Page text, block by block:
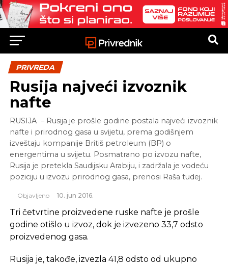
PRIVREDA
Rusija najveći izvoznik
nafte
RUSIJA – Rusija je prošle godine postala najveći izvoznik
nafte i prirodnog gasa u svijetu, prema godišnjem
izveštaju kompanije Britiš petroleum (BP) o
energentima u svijetu. Posmatrano po izvozu nafte,
Rusija je pretekla Saudijsku Arabiju, i zadržala je vodeću
poziciju u izvozu prirodnog gasa, prenosi Raša tudej.
Objavljeno 10. jun 2016.
Tri četvrtine proizvedene ruske nafte je prošle
godine otišlo u izvoz, dok je izvezeno 33,7 odsto
proizvedenog gasa.
Rusija je, takođe, izvezla 41,8 odsto od ukupno